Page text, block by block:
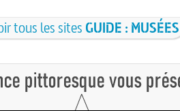
tous les sites GUIDE : MUSÉES